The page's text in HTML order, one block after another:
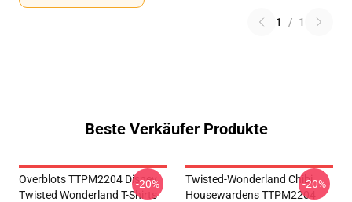
1 / 1
Beste Verkäufer Produkte
Overblots TTPM2204 Disney
Twisted Wonderland T-Shirts
-20%
Twisted-Wonderland Chibi
Housewardens TTPM2204
-20%